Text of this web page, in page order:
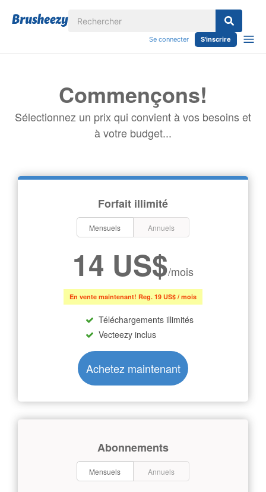
Se connecter S'inscrire
Commençons!
Sélectionnez un prix qui convient à vos besoins et
à votre budget...
Forfait illimité
Mensuels Annuels
14 US$/mois
En vente maintenant! Reg. 19 US$ / mois
Téléchargements illimités
Vecteezy inclus
Achetez maintenant
Abonnements
Mensuels Annuels